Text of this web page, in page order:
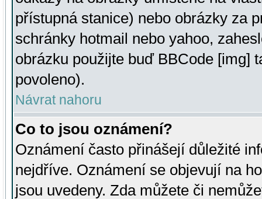
přístupná stanice) nebo obrázky za
schránky hotmail nebo yahoo,
obrázku použijte buď BBCode [img]
povoleno).
Návrat nahoru
Co to jsou oznámení?
Oznámení často přinášejí důležité
nejdříve. Oznámení se objevují na
jsou uvedeny. Zda můžete či